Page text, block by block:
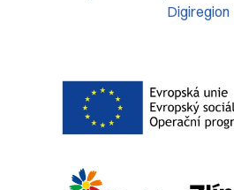
Digiregion